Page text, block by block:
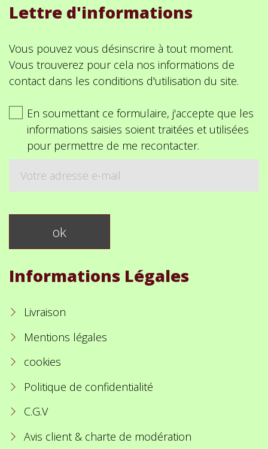
Lettre d'informations
Vous pouvez vous désinscrire à tout moment.
Vous trouverez pour cela nos informations de
contact dans les conditions d'utilisation du site.
En soumettant ce formulaire, j'accepte que les
informations saisies soient traitées et utilisées
pour permettre de me recontacter.
Informations Légales
Livraison
Mentions légales
cookies
Politique de confidentialité
C.G.V
Avis client & charte de modération